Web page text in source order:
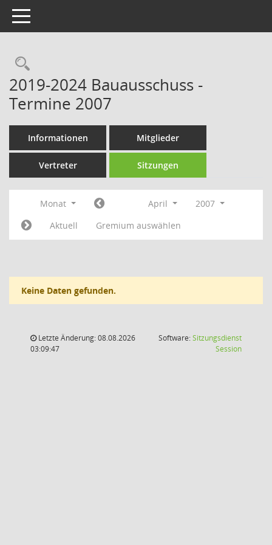
Toggle navigation
Rechercheauswahl
2019-2024 Bauausschuss -
Termine 2007
Informationen Mitglieder
Vertreter Sitzungen
Monat April
2007
Aktuell
Gremium auswählen
Keine Daten gefunden.
Letzte Änderung: 08.08.2026
03:09:47
Software:Sitzungsdienst
Session(Wird in